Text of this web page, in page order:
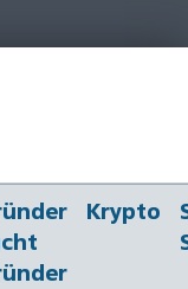
Krypto